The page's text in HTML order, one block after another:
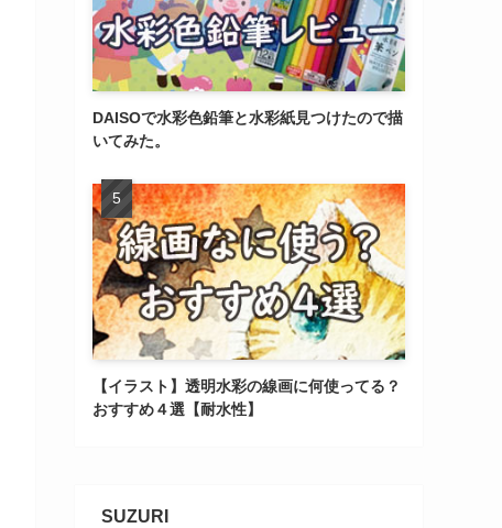
DAISOで水彩色鉛筆と水彩紙見つけたので描
いてみた。
【イラスト】透明水彩の線画に何使ってる？
おすすめ４選【耐水性】
SUZURI